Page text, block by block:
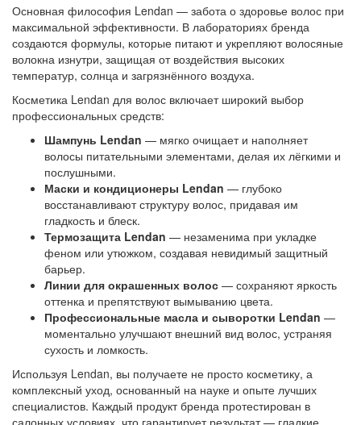
Основная философия Lendan — забота о здоровье волос при
максимальной эффективности. В лабораториях бренда
создаются формулы, которые питают и укрепляют волосяные
волокна изнутри, защищая от воздействия высоких
температур, солнца и загрязнённого воздуха.
Косметика Lendan для волос включает широкий выбор
профессиональных средств:
Шампунь Lendan — мягко очищает и наполняет
волосы питательными элементами, делая их лёгкими и
послушными.
Маски и кондиционеры Lendan — глубоко
восстанавливают структуру волос, придавая им
гладкость и блеск.
Термозащита Lendan — незаменима при укладке
феном или утюжком, создавая невидимый защитный
барьер.
Линии для окрашенных волос — сохраняют яркость
оттенка и препятствуют вымыванию цвета.
Профессиональные масла и сыворотки Lendan —
моментально улучшают внешний вид волос, устраняя
сухость и ломкость.
Используя Lendan, вы получаете не просто косметику, а
комплексный уход, основанный на науке и опыте лучших
специалистов. Каждый продукт бренда протестирован в